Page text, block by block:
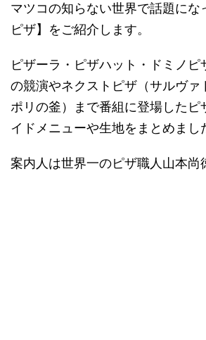
マツコの知らない世界で話題にな
ピザ】をご紹介します。
ピザーラ・ピザハット・ドミノピ
の競演やネクストピザ（サルヴァ
ポリの釜）まで番組に登場したピ
イドメニューや生地をまとめまし
案内人は世界一のピザ職人山本尚